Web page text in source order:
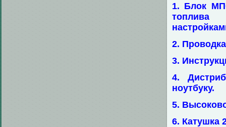
1. Блок
топлива
2.
3.
4.
ноутбуку.
5.
6. Катушка